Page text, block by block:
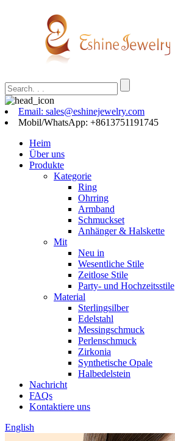
Email: sales@eshinejewelry.com
Mobil/WhatsApp: +8613751191745
Heim
Über uns
Produkte
Kategorie
Ring
Ohrring
Armband
Schmuckset
Anhänger & Halskette
Mit
Neu in
Wesentliche Stile
Zeitlose Stile
Party- und Hochzeitsstile
Material
Sterlingsilber
Edelstahl
Messingschmuck
Perlenschmuck
Zirkonia
Synthetische Opale
Halbedelstein
Nachricht
FAQs
Kontaktiere uns
English